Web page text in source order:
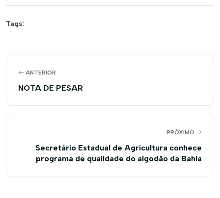
Tags:
ANTERIOR
NOTA DE PESAR
PRÓXIMO
Secretário Estadual de Agricultura conhece
programa de qualidade do algodão da Bahia